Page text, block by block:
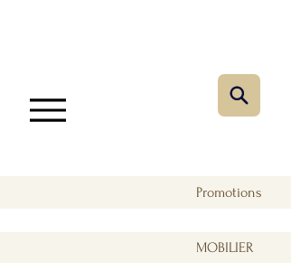
Promotions
MOBILIER